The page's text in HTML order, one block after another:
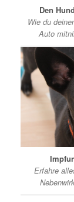
Den
Wie du
Auto
Erfahre